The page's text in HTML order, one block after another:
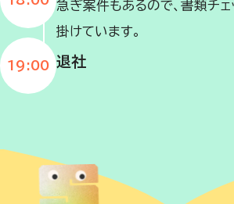
急ぎ案件もあるので、書類チェ
掛けています。
19:00 退社